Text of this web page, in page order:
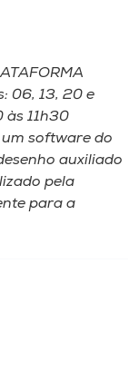
06, 13, 20 e
11h30
software do
auxiliado
pela
para a